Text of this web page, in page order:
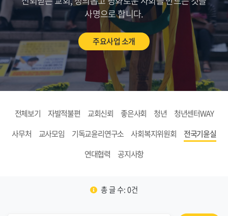
사명으로 합니다.
주요사업 소개
전체보기 자발적불편 교회신뢰 좋은사회 청년
청년센터WAY
사무처
교사모임 기독교윤리연구소 사회복지위원회
전국기윤실
연대협력
공지사항
총 글 수: 0건